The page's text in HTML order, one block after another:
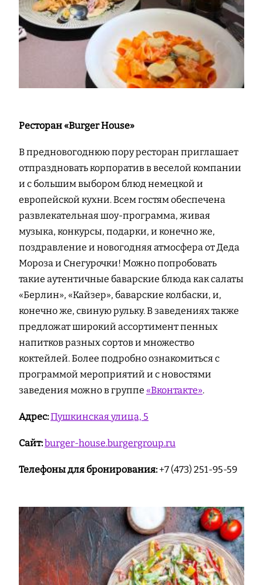
Ресторан «Burger House»
В предновогоднюю пору ресторан приглашает
отпраздновать корпоратив в веселой компании
и с большим выбором блюд немецкой и
европейской кухни. Всем гостям обеспечена
развлекательная шоу-программа, живая
музыка, конкурсы, подарки, и конечно же,
поздравление и новогодняя атмосфера от Деда
Мороза и Снегурочки! Можно попробовать
такие аутентичные баварские блюда как салаты
«Берлин», «Кайзер», баварские колбаски, и,
конечно же, свиную рульку. В заведениях также
предложат широкий ассортимент пенных
напитков разных сортов и множество
коктейлей. Более подробно ознакомиться с
программой мероприятий и с новостями
заведения можно в группе «Вконтакте».
Адрес:Пушкинская улица, 5
Сайт:burger-house.burgergroup.ru
Телефоны для бронирования:+7 (473) 251-95-59